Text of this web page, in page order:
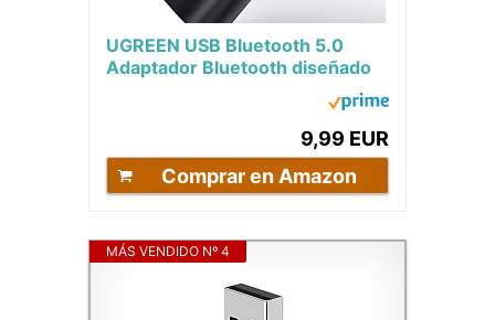
UGREEN USB Bluetooth 5.0
Adaptador Bluetooth diseñado
para PC Portátil Windows 11 10
9,99 EUR
Comprar en Amazon
MÁS VENDIDO Nº 4